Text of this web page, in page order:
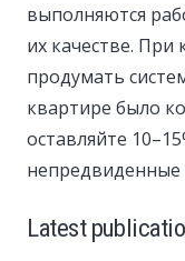
выполняются
их качестве.
продумать
квартире было
оставляйте
непредвиденные
Latest